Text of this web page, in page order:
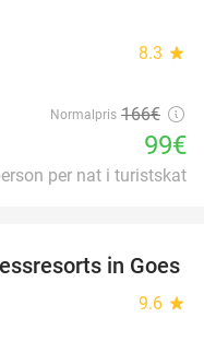
8.3 star
Normalpris 166€
99€
per nat i turistskat
49%
in Goes
9.6 star